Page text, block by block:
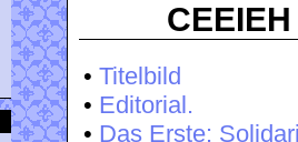
• Titelbild
• Editorial.
• Das Erste: